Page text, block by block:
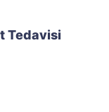
Tedavisi